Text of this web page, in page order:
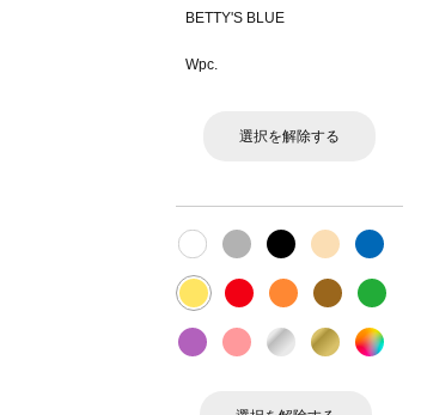
BETTY'S BLUE
Wpc.
選択を解除する